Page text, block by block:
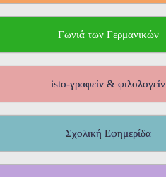
Γωνιά των Γερμανικών
isto-γραφείν & φιλολογείν
Σχολική Εφημερίδα